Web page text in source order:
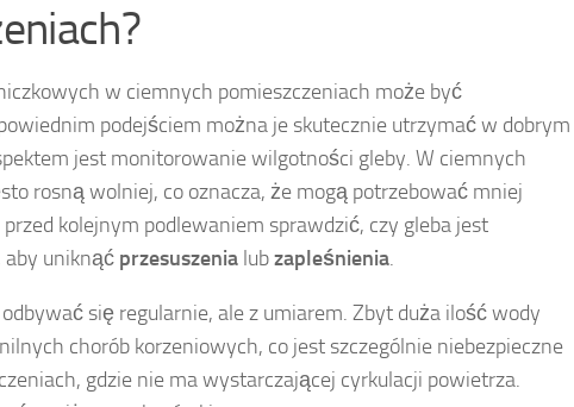
w ciemnych pomieszczeniach może być
podejściem można je skutecznie utrzymać w dobrym
jest monitorowanie wilgotności gleby. W ciemnych
rosną wolniej, co oznacza, że mogą potrzebować mniej
kolejnym podlewaniem sprawdzić, czy gleba jest
aby uniknąć przesuszenia lubzapleśnienia.
się regularnie, ale z umiarem. Zbyt duża ilość wody
chorób korzeniowych, co jest szczególnie niebezpieczne
gdzie nie ma wystarczającej cyrkulacji powietrza.